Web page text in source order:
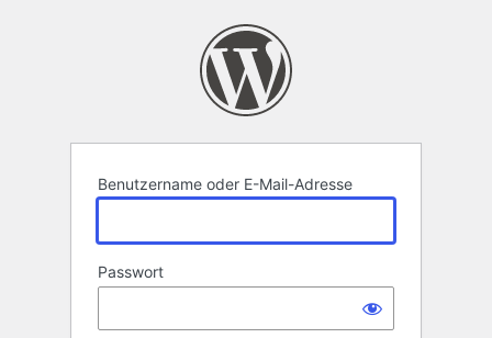
Benutzername oder E-Mail-Adresse
Passwort